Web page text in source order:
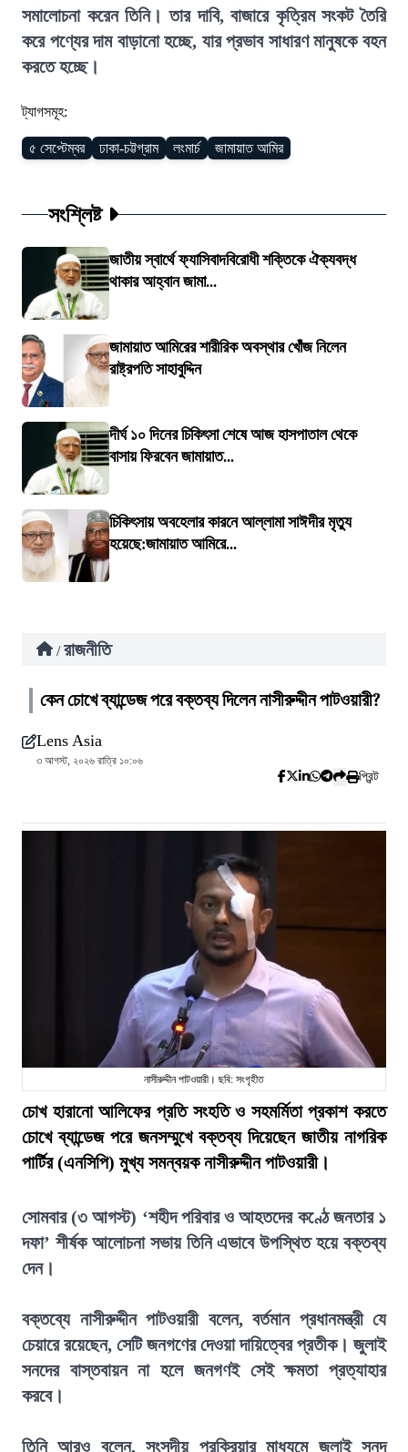
সমালোচনা করেন তিনি। তার দাবি, বাজারে কৃত্রিম সংকট তৈরি
করে পণ্যের দাম বাড়ানো হচ্ছে, যার প্রভাব সাধারণ মানুষকে বহন
করতে হচ্ছে।
ট্যাগসমূহ:
৫ সেপ্টেম্বর ঢাকা-চট্টগ্রাম লংমার্চ জামায়াত আমির
সংশ্লিষ্ট
জাতীয় স্বার্থে ফ্যাসিবাদবিরোধী শক্তিকে ঐক্যবদ্ধ
থাকার আহ্বান জামা...
জামায়াত আমিরের শারীরিক অবস্থার খোঁজ নিলেন
রাষ্ট্রপতি সাহাবুদ্দিন
দীর্ঘ ১০ দিনের চিকিৎসা শেষে আজ হাসপাতাল থেকে
বাসায় ফিরবেন জামায়াত...
চিকিৎসায় অবহেলার কারনে আল্লামা সাঈদীর মৃত্যু
হয়েছে:জামায়াত আমিরে...
/ রাজনীতি
কেন চোখে ব্যান্ডেজ পরে বক্তব্য দিলেন নাসীরুদ্দীন পাটওয়ারী?
Lens Asia
৩ আগস্ট, ২০২৬ রাত্রি ১০:০৬
প্রিন্ট
নাসীরুদ্দীন পাটওয়ারী। ছবি: সংগৃহীত
চোখ হারানো আলিফের প্রতি সংহতি ও সহমর্মিতা প্রকাশ করতে
চোখে ব্যান্ডেজ পরে জনসম্মুখে বক্তব্য দিয়েছেন জাতীয় নাগরিক
পার্টির (এনসিপি) মুখ্য সমন্বয়ক নাসীরুদ্দীন পাটওয়ারী।
সোমবার (৩ আগস্ট) ‘শহীদ পরিবার ও আহতদের কণ্ঠে জনতার ১
দফা’ শীর্ষক আলোচনা সভায় তিনি এভাবে উপস্থিত হয়ে বক্তব্য
দেন।
বক্তব্যে নাসীরুদ্দীন পাটওয়ারী বলেন, বর্তমান প্রধানমন্ত্রী যে
চেয়ারে রয়েছেন, সেটি জনগণের দেওয়া দায়িত্বের প্রতীক। জুলাই
সনদের বাস্তবায়ন না হলে জনগণই সেই ক্ষমতা প্রত্যাহার
করবে।
তিনি আরও বলেন, সংসদীয় প্রক্রিয়ার মাধ্যমে জুলাই সনদ